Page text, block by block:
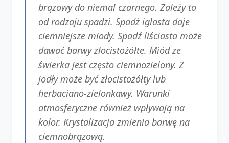
brązowy do niemal czarnego. Zależy to
od rodzaju spadzi. Spadź iglasta daje
ciemniejsze miody. Spadź liściasta może
dawać barwy złocistożółte. Miód ze
świerka jest często ciemnozielony. Z
jodły może być złocistożółty lub
herbaciano-zielonkawy. Warunki
atmosferyczne również wpływają na
kolor. Krystalizacja zmienia barwę na
ciemnobrązową.